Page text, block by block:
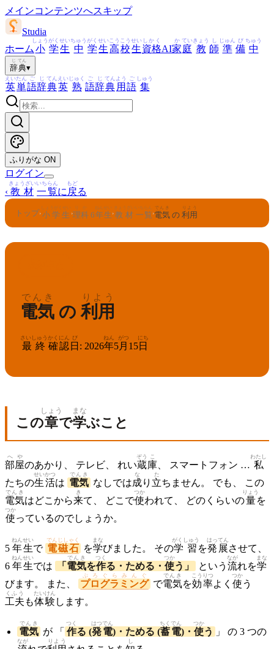
メインコンテンツへスキップ
Studia
ホーム 小
しょう
学
がく
生
せい
中
ちゅう
学
がく
生
せい
高
こう
校
こう
生
せい
資格
しかく
AI家
か
庭
てい
教
きょう
師
し
準
じゅん
備
び
中
ちゅう
辞
じ
典
てん
▾
英
えい
単
たん
語
ご
辞
じ
典
てん
英
えい
熟
じゅく
語
ご
辞
じ
典
てん
用
よう
語
ご
集
しゅう
ふりがな ON
ログイン
‹ 教材
きょうざい
一覧
いちらん
に 戻
もど
る
トップ›小学生
しょうがくせい
›理科
りか
6年生
ねんせい
› 教材
きょうざい
一覧
いちらん
›電気
でんき
の 利用
りよう
電気
でんき
の利用
りよう
最終
さいしゅう
確認
かくにん
日
び
: 2026年
ねん
5月
がつ
15日
にち
この章
しょう
で学
まな
ぶこと
部屋
へや
のあかり、 テレビ、 れい蔵
ぞう
庫
こ
、 スマートフォン … 私
わたし
たちの生活
せいかつ
は 電気
でんき
なしでは成
な
り 立
た
ちません。 でも、 この
電気
でんき
はどこから来
き
て、 どこで使
つか
われて、 どのくらいの量
りょう
を
使
つか
っているのでしょうか。
5 年
ねん
生
せい
で 電磁石
でんじしゃく
を学
まな
びました。 その学習
がくしゅう
を発展
はってん
させて、
6 年
ねん
生
せい
では 「 電気
でんき
を作
つく
る・ためる・ 使
つか
う」 という 流
なが
れを学
まな
びます。 また、 プログラミング
ぷろぐらみんぐ
で電気
でんき
を効率
こうりつ
よく 使
つか
う
工夫
くふう
も体験
たいけん
します。
電気
でんき
が 「 作
つく
る (発電
はつでん
)・ためる (蓄電
ちくでん
)・ 使
つか
う
」 の 3 つの
なが りよう し